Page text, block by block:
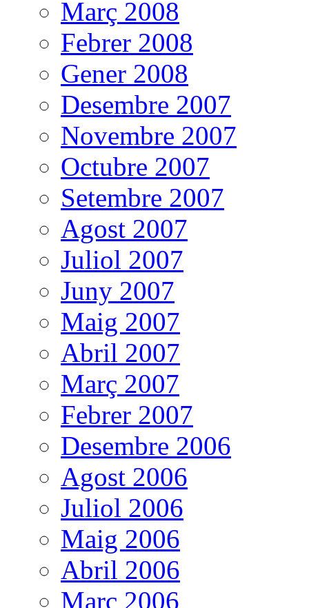
Març 2008
Febrer 2008
Gener 2008
Desembre 2007
Novembre 2007
Octubre 2007
Setembre 2007
Agost 2007
Juliol 2007
Juny 2007
Maig 2007
Abril 2007
Març 2007
Febrer 2007
Desembre 2006
Agost 2006
Juliol 2006
Maig 2006
Abril 2006
Març 2006